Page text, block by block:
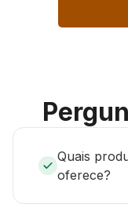
Quais
oferece?